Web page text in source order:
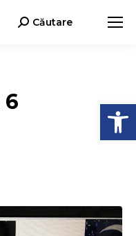
Search:Căutare
6